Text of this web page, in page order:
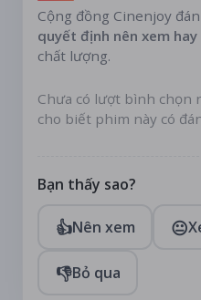
Cộng đồng Cinenjoy
quyết định nên xem
chất lượng.
Chưa có lượt bình chọn
cho biết phim này có
Bạn thấy sao?
👍Nên xem 😐
👎Bỏ qua